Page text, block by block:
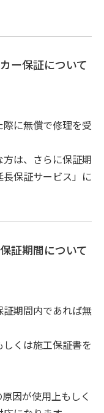
ー保証について
に無償で修理を受
は、さらに保証期
保証サービス」に
証期間について
期間内であれば無
くは施工保証書を
因が使用上もしく